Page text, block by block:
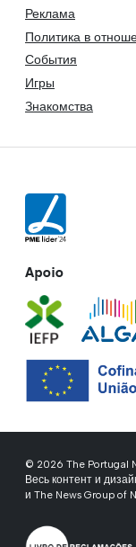
Реклама
Политика в
События
Игры
Знакомства
Apoio
© 2026 The Portugal
Весь контент и
и The News Group of